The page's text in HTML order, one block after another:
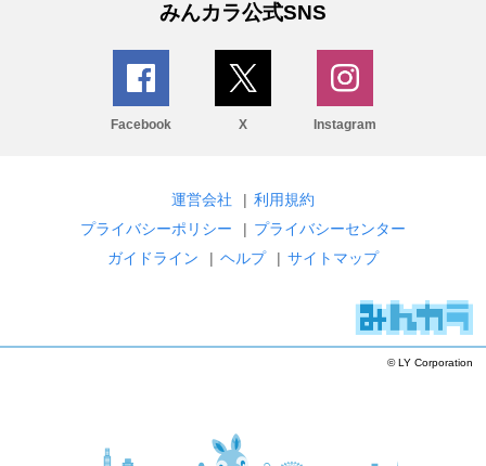
みんカラ公式SNS
Facebook X Instagram
運営会社 | 利用規約
プライバシーポリシー
| プライバシーセンター
ガイドライン
| ヘルプ | サイトマップ
© LY Corporation